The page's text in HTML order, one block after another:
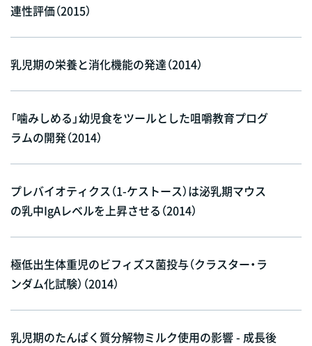
連性評価（2015）
乳児期の栄養と消化機能の発達（2014）
「噛みしめる」幼児食をツールとした咀嚼教育プログ
ラムの開発（2014）
プレバイオティクス（1-ケストース）は泌乳期マウス
の乳中IgAレベルを上昇させる（2014）
極低出生体重児のビフィズス菌投与（クラスター・ラ
ンダム化試験）（2014）
乳児期のたんぱく質分解物ミルク使用の影響 - 成長後